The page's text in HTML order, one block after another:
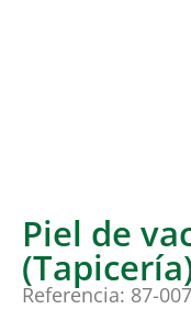
Piel de
Referencia: 87-